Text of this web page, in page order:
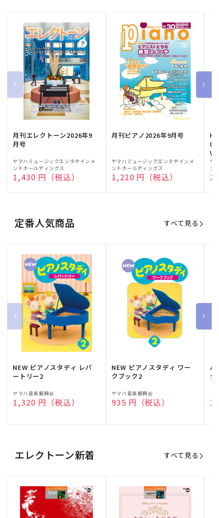
月刊エレクトーン2026年9
月号
販
売
元:
ヤマハミュージックエンタテインメ
ントホールディングス
通常価格
1,430 円（税込）
月刊ピアノ2026年9月号
販
売
元:
ヤマハミュージックエンタテインメ
ントホールディングス
通常価格
1,210 円（税込）
販
売
元:
ヤ
ン
定番人気商品 すべて見る
NEW ピアノスタディ レパ
ートリー2
販
売
ヤマハ音楽振興会
通常価格
1,320 円（税込）
NEW ピアノスタディ ワー
クブック2
販
売
ヤマハ音楽振興会
通常価格
935 円（税込）
バ
ク
売
エレクトーン新着 すべて見る